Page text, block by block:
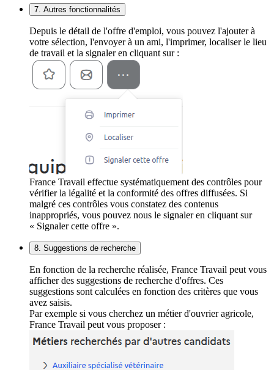
7. Autres fonctionnalités
Depuis le détail de l'offre d'emploi, vous pouvez l'ajouter à
votre sélection, l'envoyer à un ami, l'imprimer, localiser le lieu
de travail et la signaler en cliquant sur :
France Travail effectue systématiquement des contrôles pour
vérifier la légalité et la conformité des offres diffusées. Si
malgré ces contrôles vous constatez des contenus
inappropriés, vous pouvez nous le signaler en cliquant sur
« Signaler cette offre ».
8. Suggestions de recherche
En fonction de la recherche réalisée, France Travail peut vous
afficher des suggestions de recherche d'offres. Ces
suggestions sont calculées en fonction des critères que vous
avez saisis.
Par exemple si vous cherchez un métier d'ouvrier agricole,
France Travail peut vous proposer :